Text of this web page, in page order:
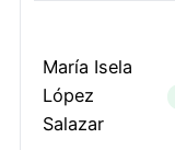
María Isela
López
Salazar